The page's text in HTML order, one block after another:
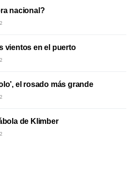
nacional?
vientos en el puerto
el rosado más grande
de Klimber